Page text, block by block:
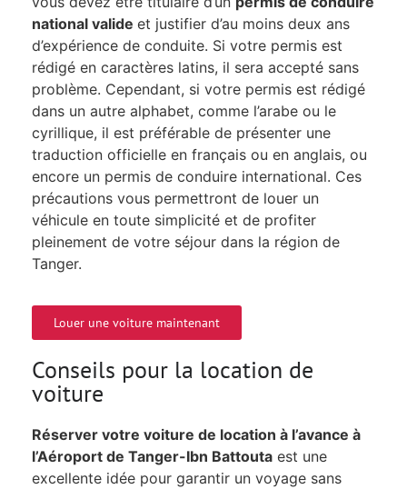
national valide et justifier d’au moins deux ans
d’expérience de conduite. Si votre permis est
rédigé en caractères latins, il sera accepté sans
problème. Cependant, si votre permis est rédigé
dans un autre alphabet, comme l’arabe ou le
cyrillique, il est préférable de présenter une
traduction officielle en français ou en anglais, ou
encore un permis de conduire international. Ces
précautions vous permettront de louer un
véhicule en toute simplicité et de profiter
pleinement de votre séjour dans la région de
Tanger.
Louer une voiture maintenant
Conseils pour la location de
voiture
Réserver votre voiture de location à l’avance à
l’Aéroport de Tanger-Ibn Battouta est une
excellente idée pour garantir un voyage sans